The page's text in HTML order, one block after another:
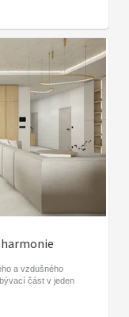
a vzdušného
část v jeden